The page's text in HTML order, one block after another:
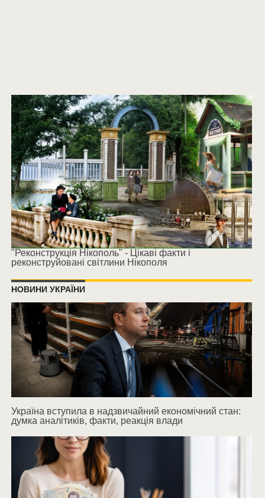
"Реконструкція Нікополь" - Цікаві факти і
реконструйовані світлини Нікополя
НОВИНИ УКРАЇНИ
Україна вступила в надзвичайний економічний стан:
думка аналітиків, факти, реакція влади